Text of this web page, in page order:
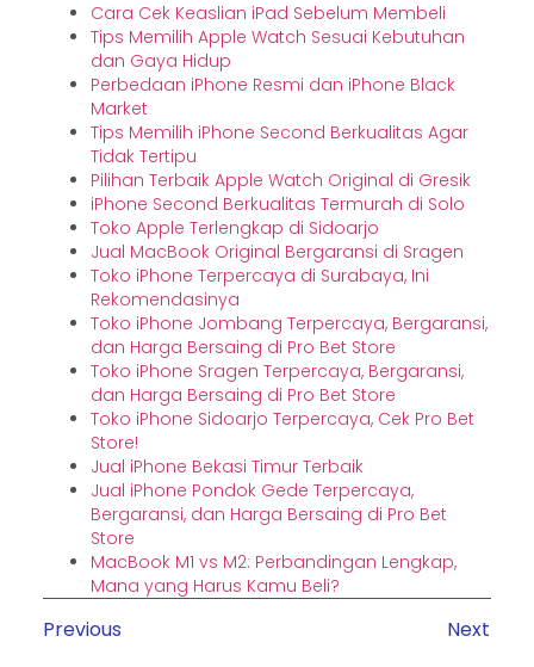
Cara Cek Keaslian iPad Sebelum Membeli
Tips Memilih Apple Watch Sesuai Kebutuhan
dan Gaya Hidup
Perbedaan iPhone Resmi dan iPhone Black
Market
Tips Memilih iPhone Second Berkualitas Agar
Tidak Tertipu
Pilihan Terbaik Apple Watch Original di Gresik
iPhone Second Berkualitas Termurah di Solo
Toko Apple Terlengkap di Sidoarjo
Jual MacBook Original Bergaransi di Sragen
Toko iPhone Terpercaya di Surabaya, Ini
Rekomendasinya
Toko iPhone Jombang Terpercaya, Bergaransi,
dan Harga Bersaing di Pro Bet Store
Toko iPhone Sragen Terpercaya, Bergaransi,
dan Harga Bersaing di Pro Bet Store
Toko iPhone Sidoarjo Terpercaya, Cek Pro Bet
Store!
Jual iPhone Bekasi Timur Terbaik
Jual iPhone Pondok Gede Terpercaya,
Bergaransi, dan Harga Bersaing di Pro Bet
Store
MacBook M1 vs M2: Perbandingan Lengkap,
Mana yang Harus Kamu Beli?
Previous Next